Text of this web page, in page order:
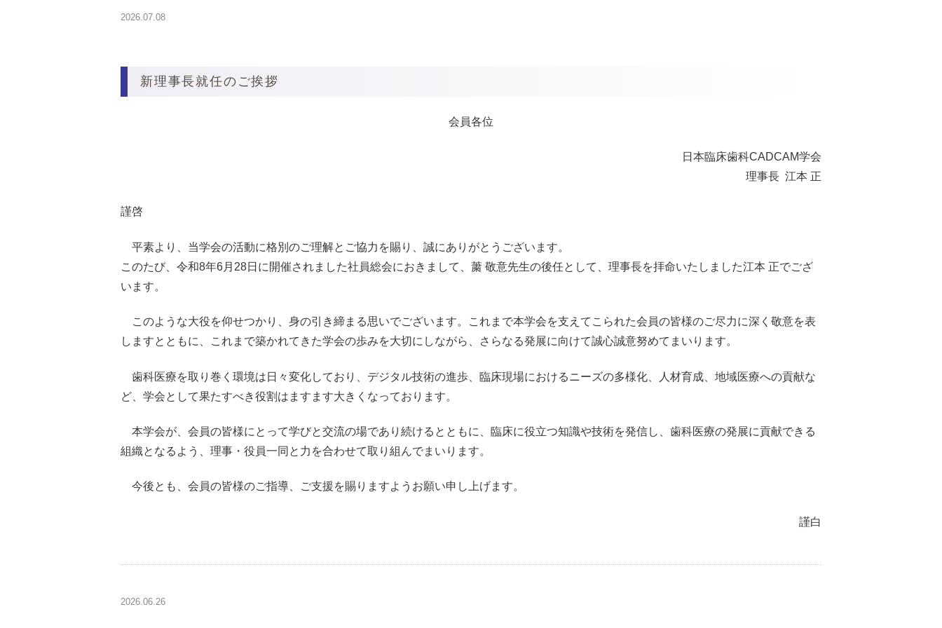
2026.07.08
新理事長就任のご挨拶
会員各位
日本臨床歯科CADCAM学会
理事長 江本 正
謹啓
平素より、当学会の活動に格別のご理解とご協力を賜り、誠にありがとうございます。
このたび、令和8年6月28日に開催されました社員総会におきまして、䔥 敬意先生の後任として、理事長を拝命いたしました江本 正でござ
います。
このような大役を仰せつかり、身の引き締まる思いでございます。これまで本学会を支えてこられた会員の皆様のご尽力に深く敬意を表
しますとともに、これまで築かれてきた学会の歩みを大切にしながら、さらなる発展に向けて誠心誠意努めてまいります。
歯科医療を取り巻く環境は日々変化しており、デジタル技術の進歩、臨床現場におけるニーズの多様化、人材育成、地域医療への貢献な
ど、学会として果たすべき役割はますます大きくなっております。
本学会が、会員の皆様にとって学びと交流の場であり続けるとともに、臨床に役立つ知識や技術を発信し、歯科医療の発展に貢献できる
組織となるよう、理事・役員一同と力を合わせて取り組んでまいります。
今後とも、会員の皆様のご指導、ご支援を賜りますようお願い申し上げます。
謹白
2026.06.26